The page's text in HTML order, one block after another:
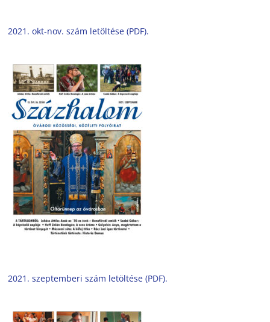
2021. okt-nov. szám letöltése (PDF).
2021. szeptemberi szám letöltése (PDF).